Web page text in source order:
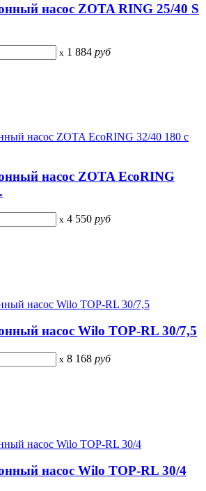
насос ZOTA RING 25/40 S
x 1 884 руб
насос ZOTA EcoRING
x 4 550 руб
насос Wilo TOP-RL 30/7,5
x 8 168 руб
насос Wilo TOP-RL 30/4